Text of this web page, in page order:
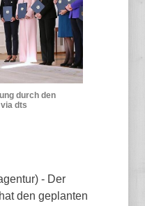
durch den
dts
- Der
den geplanten